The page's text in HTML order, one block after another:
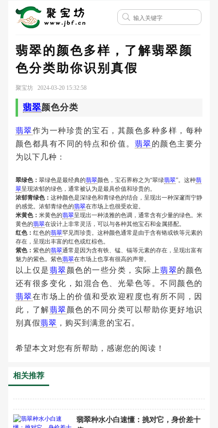
翡翠的颜色多样，了解翡翠颜
色分类助你识别真假
聚宝坊 2024-03-20 15:32:58
翡翠颜色分类
翡翠作为一种珍贵的宝石，其颜色多种多样，每种
颜色都具有不同的特点和价值。 翡翠的颜色主要分
为以下几种：
翠绿色： 翠绿色是最经典的翡翠颜色，宝石界称之为“翠绿翡翠”。这种翡
翠呈现浓郁的绿色，通常被认为是最具价值和珍贵的。
浓郁青绿色： 这种颜色是深绿色和青绿色的结合，呈现出一种深邃而宁静
的感觉。浓郁青绿色的翡翠在市场上也很受欢迎。
米黄色： 米黄色的翡翠呈现出一种淡雅的色调，通常含有少量的绿色。米
黄色的翡翠在设计上非常灵活，可以与各种其他宝石和金属搭配。
红色： 红色的翡翠罕见而珍贵。这种颜色通常是由于含有铬或铁等元素的
存在，呈现出丰富的红色或红棕色。
紫色： 紫色的翡翠通常是因为含有铁、锰、镉等元素的存在，呈现出富有
魅力的紫色。紫色翡翠在市场上也享有很高的声誉。
以上仅是翡翠颜色的一些分类，实际上翡翠的颜色
还有很多变化，如混合色、光晕色等。不同颜色的
翡翠在市场上的价值和受欢迎程度也有所不同，因
此，了解翡翠颜色的不同分类可以帮助你更好地识
别真假翡翠 ，购买到满意的宝石。
希望本文对您有所帮助，感谢您的阅读！
相关推荐
翡翠种水小白速懂：挑对它，身价差十